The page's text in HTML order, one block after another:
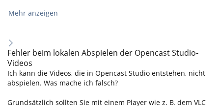
Mehr anzeigen
Fehler beim lokalen Abspielen der Opencast Studio-
Videos
Ich kann die Videos, die in Opencast Studio entstehen, nicht
abspielen. Was mache ich falsch?
Grundsätzlich sollten Sie mit einem Player wie z. B. dem VLC